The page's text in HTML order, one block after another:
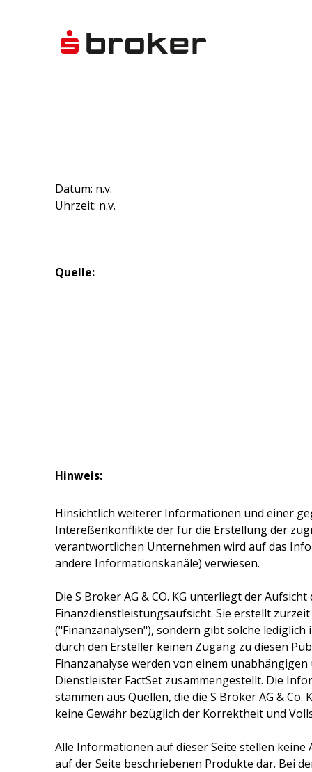
Datum: n.v.
Uhrzeit: n.v.
Quelle:
Hinweis:
Hinsichtlich weiterer Informationen und einer
Intereßenkonflikte der für die Erstellung der
verantwortlichen Unternehmen wird auf das
andere Informationskanäle) verwiesen.
Die S Broker AG & CO. KG unterliegt der Aufsicht
Finanzdienstleistungsaufsicht. Sie erstellt
("Finanzanalysen"), sondern gibt solche
durch den Ersteller keinen Zugang zu diesen
Finanzanalyse werden von einem
Dienstleister FactSet zusammengestellt. Die
stammen aus Quellen, die die S Broker AG & Co.
keine Gewähr bezüglich der Korrektheit und
Alle Informationen auf dieser Seite stellen
auf der Seite beschriebenen Produkte dar. Bei